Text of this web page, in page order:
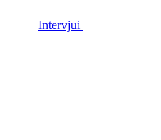
Intervjui